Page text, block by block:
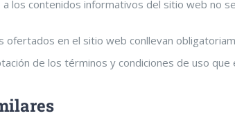
a los contenidos informativos del sitio web no
ofertados en el sitio web conllevan
de los términos y condiciones de uso que